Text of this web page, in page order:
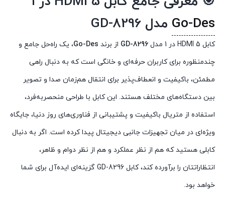
Go-Des مدل GD-8296
کابل HDMI 5 در 1 مدل GD-8296 از برند Go-Des، یک راه‌حل جامع و
چندمنظوره برای کاربران حرفه‌ای و خانگی است که به دنبال راهی
مطمئن، باکیفیت و انعطاف‌پذیر برای انتقال هم‌زمان صدا و تصویر
بین دستگاه‌های مختلف هستند. این کابل با طراحی منحصربه‌فرد،
استفاده از متریال باکیفیت و پشتیبانی از فناوری‌های روز دنیا، جایگاه
ویژه‌ای در میان تجهیزات جانبی دیجیتال پیدا کرده است. اگر به دنبال
کابلی هستید که هم از نظر عملکرد و هم از نظر دوام و ظاهر،
انتظاراتتان را برآورده کند، کابل GD-8296 گزینه‌ای ایده‌آل برای شما
خواهد بود.